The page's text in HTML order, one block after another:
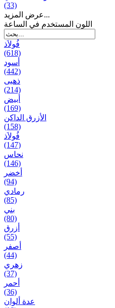
(33)
عرض المزيد...
اللون المستخدم في الساعة
فُولاَذ
(618)
أسود
(442)
ذهبی
(214)
أبيض
(169)
الأزرق الداكن
(158)
فُولاَذ
(147)
نحاس
(146)
أخضر
(94)
رمادي
(85)
بني
(80)
أزرق
(55)
أصفر
(44)
زهري
(37)
أحمر
(36)
عدة ألوان